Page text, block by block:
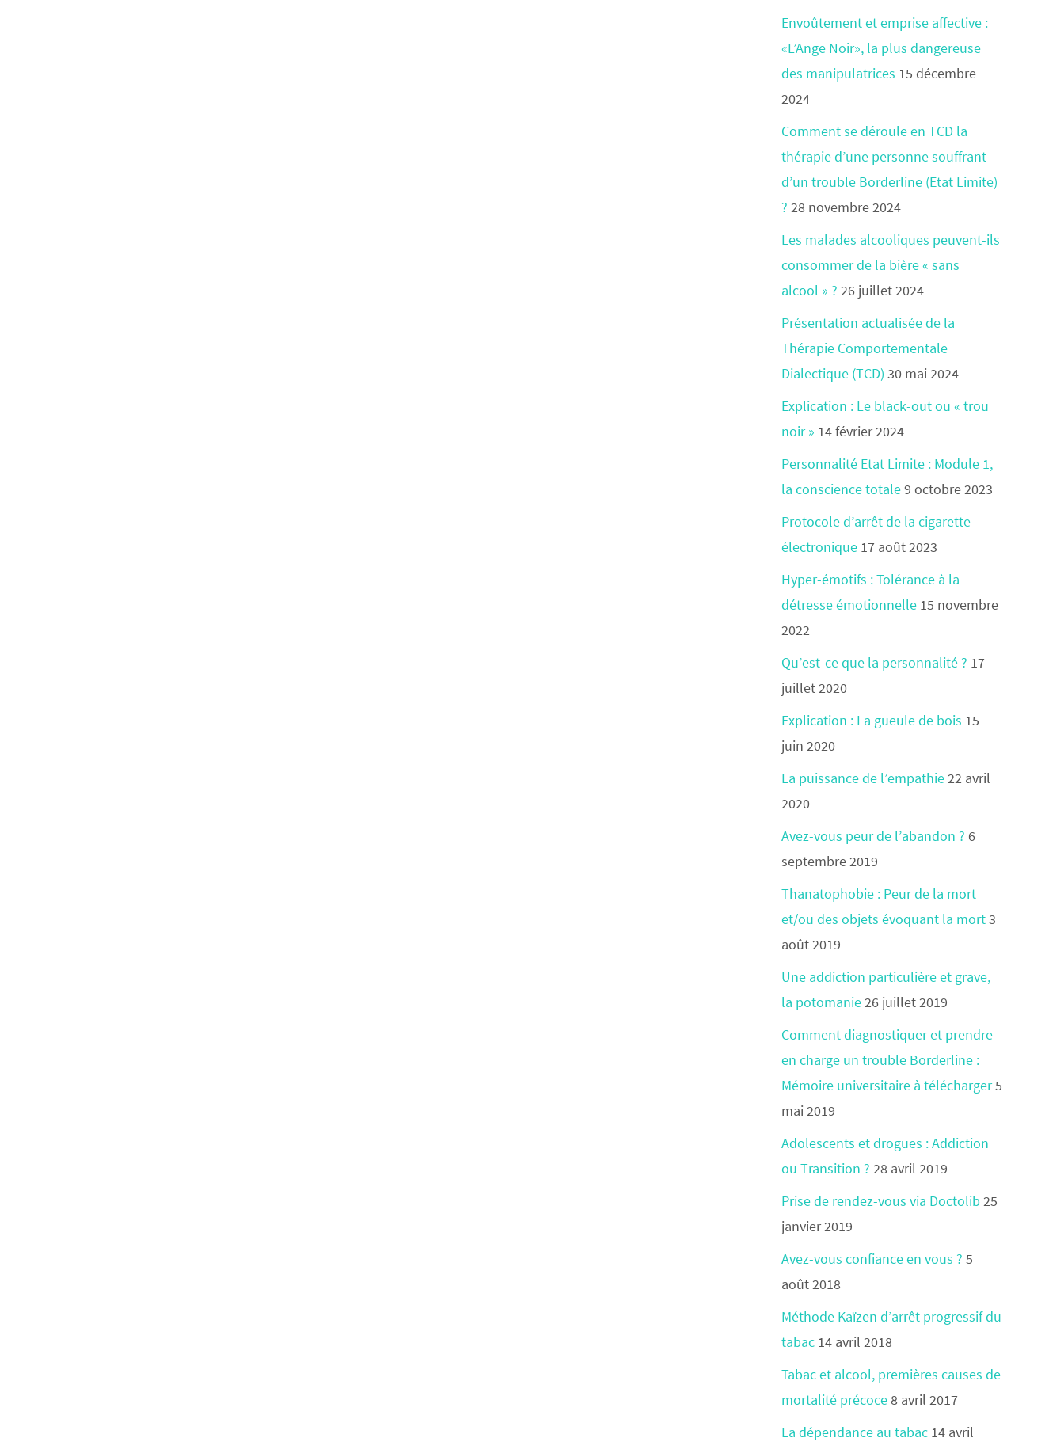
Envoûtement et emprise affective :
«L’Ange Noir», la plus dangereuse
des manipulatrices 15 décembre
2024
Comment se déroule en TCD la
thérapie d’une personne souffrant
d’un trouble Borderline (Etat Limite)
? 28 novembre 2024
Les malades alcooliques peuvent-ils
consommer de la bière « sans
alcool » ? 26 juillet 2024
Présentation actualisée de la
Thérapie Comportementale
Dialectique (TCD) 30 mai 2024
Explication : Le black-out ou « trou
noir » 14 février 2024
Personnalité Etat Limite : Module 1,
la conscience totale9 octobre 2023
Protocole d’arrêt de la cigarette
électronique 17 août 2023
Hyper-émotifs : Tolérance à la
détresse émotionnelle 15 novembre
2022
Qu’est-ce que la personnalité ? 17
juillet 2020
Explication : La gueule de bois 15
juin 2020
La puissance de l’empathie22 avril
2020
Avez-vous peur de l’abandon ? 6
septembre 2019
Thanatophobie : Peur de la mort
et/ou des objets évoquant la mort3
août 2019
Une addiction particulière et grave,
la potomanie26 juillet 2019
Comment diagnostiquer et prendre
en charge un trouble Borderline :
Mémoire universitaire à télécharger5
mai 2019
Adolescents et drogues : Addiction
ou Transition ? 28 avril 2019
Prise de rendez-vous via Doctolib 25
janvier 2019
Avez-vous confiance en vous ? 5
août 2018
Méthode Kaïzen d’arrêt progressif du
tabac 14 avril 2018
Tabac et alcool, premières causes de
mortalité précoce8 avril 2017
La dépendance au tabac 14 avril